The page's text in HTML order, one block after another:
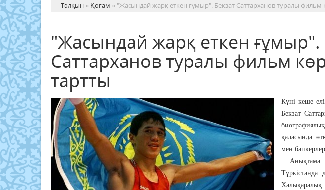
Толқын » Қоғам » "Жасындай жарқ еткен ғұмыр". Бекзат Саттарханов туралы фильм
"Жасындай жарқ еткен ғұмыр".
Саттарханов туралы фильм
тартты
Күні кеше
Бекзат
қаласында
мен
Анықтама:
Түркістанда
Халықаралық